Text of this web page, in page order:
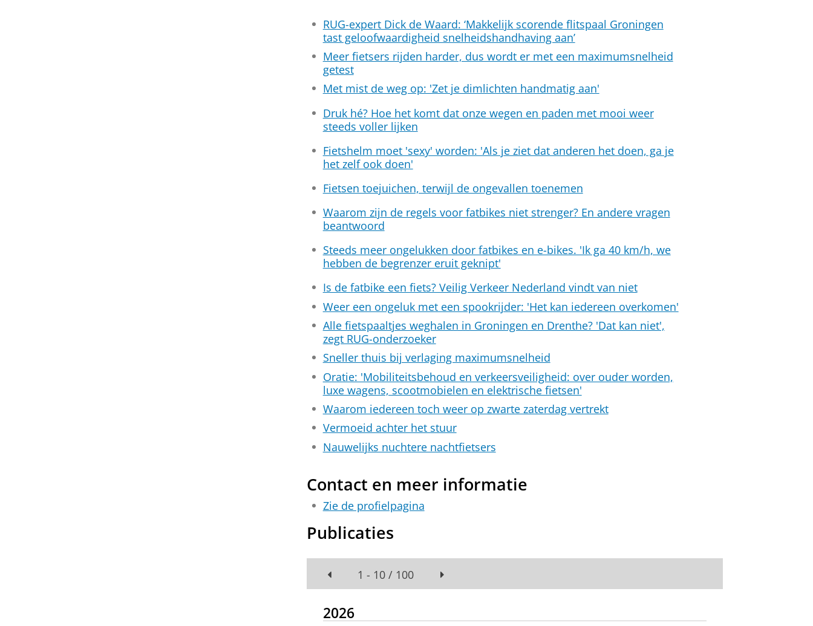
RUG-expert Dick de Waard: ‘Makkelijk scorende flitspaal Groningen
tast geloofwaardigheid snelheidshandhaving aan’
Meer fietsers rijden harder, dus wordt er met een maximumsnelheid
getest
Met mist de weg op: 'Zet je dimlichten handmatig aan'
Druk hé? Hoe het komt dat onze wegen en paden met mooi weer
steeds voller lijken
Fietshelm moet 'sexy' worden: 'Als je ziet dat anderen het doen, ga je
het zelf ook doen'
Fietsen toejuichen, terwijl de ongevallen toenemen
Waarom zijn de regels voor fatbikes niet strenger? En andere vragen
beantwoord
Steeds meer ongelukken door fatbikes en e-bikes. 'Ik ga 40 km/h, we
hebben de begrenzer eruit geknipt'
Is de fatbike een fiets? Veilig Verkeer Nederland vindt van niet
Weer een ongeluk met een spookrijder: 'Het kan iedereen overkomen'
Alle fietspaaltjes weghalen in Groningen en Drenthe? 'Dat kan niet',
zegt RUG-onderzoeker
Sneller thuis bij verlaging maximumsnelheid
Oratie: 'Mobiliteitsbehoud en verkeersveiligheid: over ouder worden,
luxe wagens, scootmobielen en elektrische fietsen'
Waarom iedereen toch weer op zwarte zaterdag vertrekt
Vermoeid achter het stuur
Nauwelijks nuchtere nachtfietsers
Contact en meer informatie
Zie de profielpagina
Publicaties
1 - 10 / 100
2026